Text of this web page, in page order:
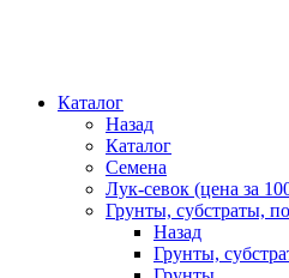
Каталог
Назад
Каталог
Семена
Лук-севок (цена за
Грунты, субстраты,
Назад
Грунты,